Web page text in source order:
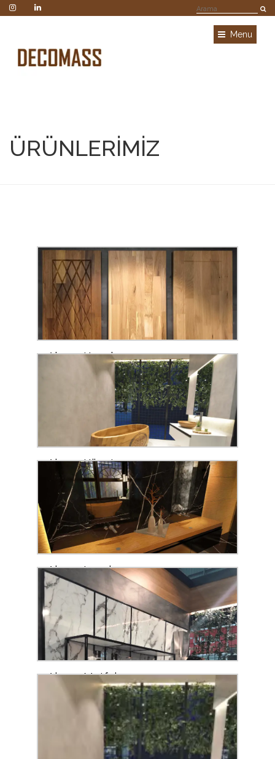
Menu
ÜRÜNLERİMİZ
Ahşap Kapak
Ahşap Küvet
Ahşap Lavabo
Ahşap Mutfak